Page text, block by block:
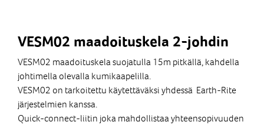
VESM02 maadoituskela 2-johdin
VESM02 maadoituskela suojatulla 15m pitkällä, kahdella
johtimella olevalla kumikaapelilla.
VESM02 on tarkoitettu käytettäväksi yhdessä Earth-Rite
järjestelmien kanssa.
Quick-connect-liitin joka mahdollistaa yhteensopivuuden